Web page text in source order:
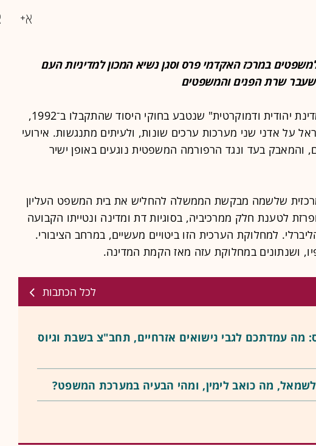
במרכז האקדמי פרס וסגן נשיא המכון למדיניות העם
לשעבר שרת הפנים והמשפטים
המטבע החוקתי "מדינת יהודית ודמוקרטית" שנטבע בחוקי היסוד שהתקבלו ב־1992,
על אדני שני מערכות ערכים שונות, ולעיתים מתנגשות. אירועי
והמאבק בעד ונגד הרפורמה המשפטית נוגעים באופן ישיר
שלשמה מבקשת הממשלה להחליש את בית המשפט העליון
לטענת חלק ממרכיביה, בסוגיות דת ומדינה ונטייתו הקבועה
למחלוקת הערכית הזו ביטויים מעשיים, במרחב הציבורי.
ושנתונים במחלוקת עזה מאז הקמת המדינה.
לכל הכתבות
מה עמדתכם לגבי נישואים אזרחיים, תחב"צ בשבת וגיוס
מה כואב לימין, ומהי הבעיה במערכת המשפט?